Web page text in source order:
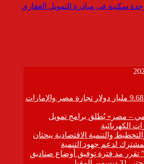
سكنية فى مبادرة التمويل العقاري